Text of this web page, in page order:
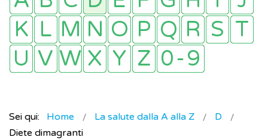
Sei qui: Home La salute dalla A alla Z
D
Diete dimagranti